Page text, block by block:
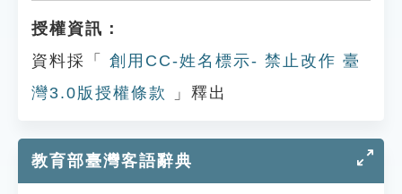
授權資訊：
資料採「
創用CC-姓名標示- 禁止改作 臺
灣3.0版授權條款
」釋出
教育部臺灣客語辭典